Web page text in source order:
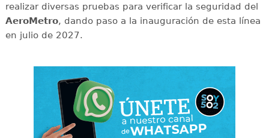
realizar diversas pruebas para verificar la seguridad del
AeroMetro, dando paso a la inauguración de esta línea
en julio de 2027.